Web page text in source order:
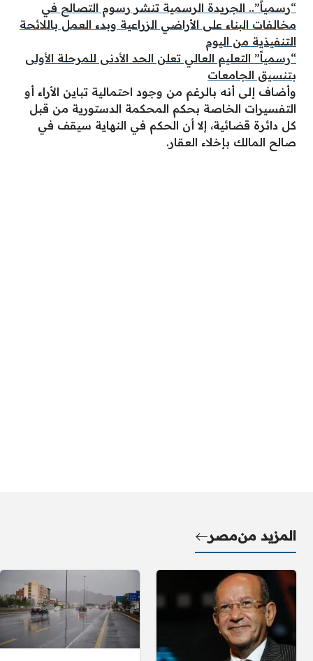
“رسمياً”.. الجريدة الرسمية تنشر رسوم التصالح في
مخالفات البناء على الأراضي الزراعية وبدء العمل باللائحة
التنفيذية من اليوم
“رسمياً” التعليم العالي تعلن الحد الأدنى للمرحلة الأولى
بتنسيق الجامعات
وأضاف إلى أنه بالرغم من وجود احتمالية تباين الأراء أو
التفسيرات الخاصة بحكم المحكمة الدستورية من قبل
كل دائرة قضائية، إلا أن الحكم في النهاية سيقف في
صالح المالك بإخلاء العقار.
المزيد منمصر